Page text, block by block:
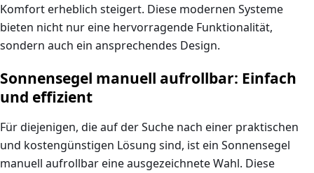
Komfort erheblich steigert. Diese modernen Systeme
bieten nicht nur eine hervorragende Funktionalität,
sondern auch ein ansprechendes Design.
Sonnensegel manuell aufrollbar: Einfach
und effizient
Für diejenigen, die auf der Suche nach einer praktischen
und kostengünstigen Lösung sind, ist ein Sonnensegel
manuell aufrollbareine ausgezeichnete Wahl. Diese